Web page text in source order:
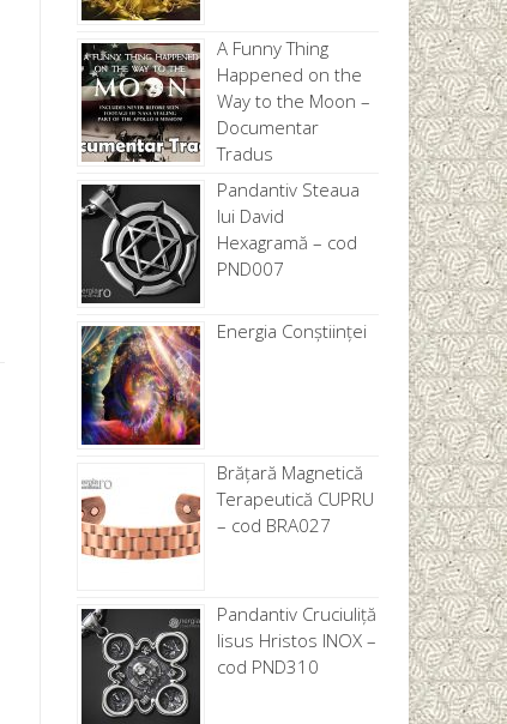
A Funny Thing
Happened on the
Way to the Moon –
Documentar
Tradus
Pandantiv Steaua
lui David
Hexagramă – cod
PND007
Energia Conștiinței
Brăţară Magnetică
Terapeutică CUPRU
– cod BRA027
Pandantiv Cruciuliță
Iisus Hristos INOX –
cod PND310